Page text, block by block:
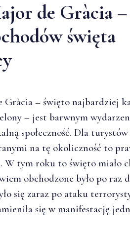
de Gràcia
święta
Gràcia – święto najbardziej
– jest barwnym
społeczność. Dla turystów
na tę okoliczność to
W tym roku to święto miało
obchodzone było po raz
się zaraz po ataku
się w manifestację